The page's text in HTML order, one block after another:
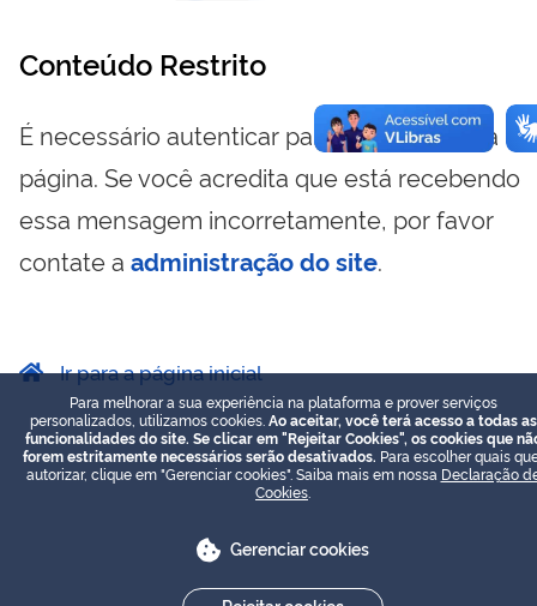
Conteúdo Restrito
É necessário autenticar para visualizar essa
página. Se você acredita que está recebendo
essa mensagem incorretamente, por favor
contate a administração do site.
Ir para a página inicial
Para melhorar a sua experiência na plataforma e prover serviços
personalizados, utilizamos cookies. Ao aceitar, você terá acesso a todas as
funcionalidades do site. Se clicar em "Rejeitar Cookies", os cookies que
forem estritamente necessários serão desativados. Para escolher quais
autorizar, clique em "Gerenciar cookies". Saiba mais em nossa Declaração
Cookies
Gerenciar cookies